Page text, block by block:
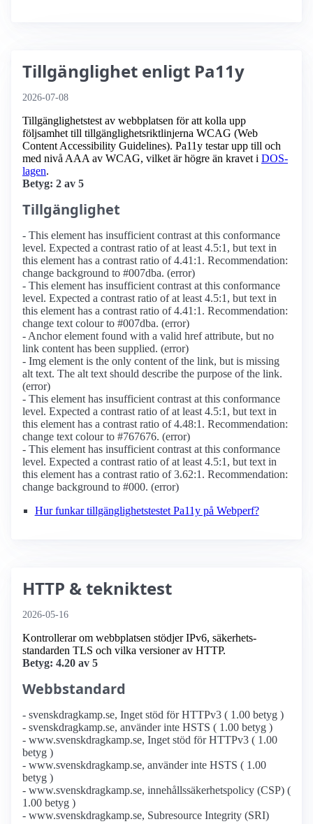
Tillgänglighet enligt Pa11y
2026-07-08
Tillgänglighetstest av webbplatsen för att kolla upp
följsamhet till tillgänglighets­riktlinjerna WCAG (Web
Content Accessibility Guidelines). Pa11y testar upp till och
med nivå AAA av WCAG, vilket är högre än kravet i DOS-
lagen.
Betyg: 2 av 5
Tillgänglighet
- This element has insufficient contrast at this conformance
level. Expected a contrast ratio of at least 4.5:1, but text in
this element has a contrast ratio of 4.41:1. Recommendation:
change background to #007dba. (error)
- This element has insufficient contrast at this conformance
level. Expected a contrast ratio of at least 4.5:1, but text in
this element has a contrast ratio of 4.41:1. Recommendation:
change text colour to #007dba. (error)
- Anchor element found with a valid href attribute, but no
link content has been supplied. (error)
- Img element is the only content of the link, but is missing
alt text. The alt text should describe the purpose of the link.
(error)
- This element has insufficient contrast at this conformance
level. Expected a contrast ratio of at least 4.5:1, but text in
this element has a contrast ratio of 4.48:1. Recommendation:
change text colour to #767676. (error)
- This element has insufficient contrast at this conformance
level. Expected a contrast ratio of at least 4.5:1, but text in
this element has a contrast ratio of 3.62:1. Recommendation:
change background to #000. (error)
Hur funkar tillgänglighetstestet Pa11y på Webperf?
HTTP & tekniktest
2026-05-16
Kontrollerar om webbplatsen stödjer IPv6, säkerhets­
standarden TLS och vilka versioner av HTTP.
Betyg: 4.20 av 5
Webbstandard
- svenskdragkamp.se, Inget stöd för HTTPv3 ( 1.00 betyg )
- svenskdragkamp.se, använder inte HSTS ( 1.00 betyg )
- www.svenskdragkamp.se, Inget stöd för HTTPv3 ( 1.00
betyg )
- www.svenskdragkamp.se, använder inte HSTS ( 1.00
betyg )
- www.svenskdragkamp.se, innehållssäkerhetspolicy (CSP) (
1.00 betyg )
- www.svenskdragkamp.se, Subresource Integrity (SRI)